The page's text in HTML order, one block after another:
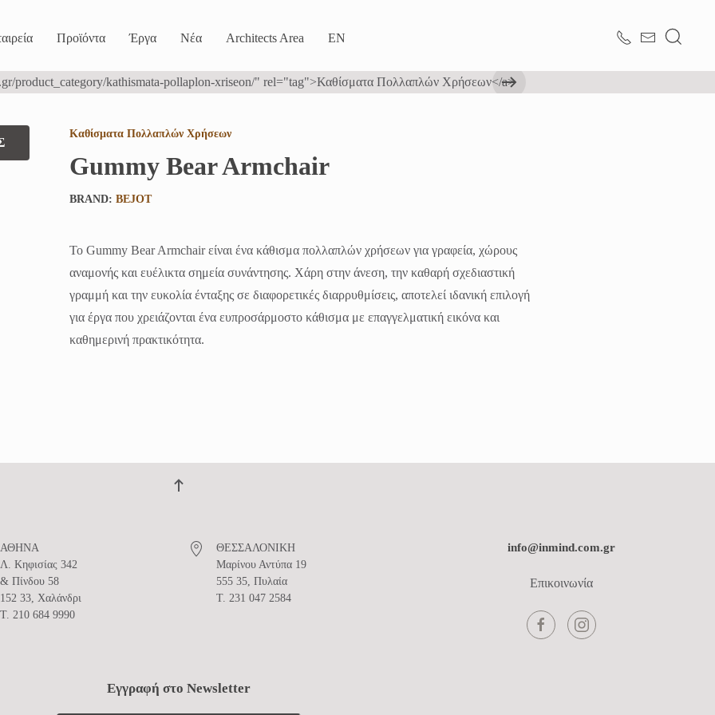
Προϊόντα Έργα Νέα Architects Area EN
Καθίσματα Πολλαπλών Χρήσεων
Gummy Bear Armchair
BRAND: BEJOT
Το Gummy Bear Armchair είναι ένα κάθισμα πολλαπλών χρήσεων για γραφεία, χώρους
αναμονής και ευέλικτα σημεία συνάντησης. Χάρη στην άνεση, την καθαρή σχεδιαστική
γραμμή και την ευκολία ένταξης σε διαφορετικές διαρρυθμίσεις, αποτελεί ιδανική επιλογή
για έργα που χρειάζονται ένα ευπροσάρμοστο κάθισμα με επαγγελματική εικόνα και
καθημερινή πρακτικότητα.
ΑΘΗΝΑ
Λ. Κηφισίας 342
& Πίνδου 58
152 33, Χαλάνδρι
T. 210 684 9990
ΘΕΣΣΑΛΟΝΙΚΗ
Μαρίνου Αντύπα 19
555 35, Πυλαία
T. 231 047 2584
info@inmind.com.gr
Επικοινωνία
Εγγραφή στο Newsletter